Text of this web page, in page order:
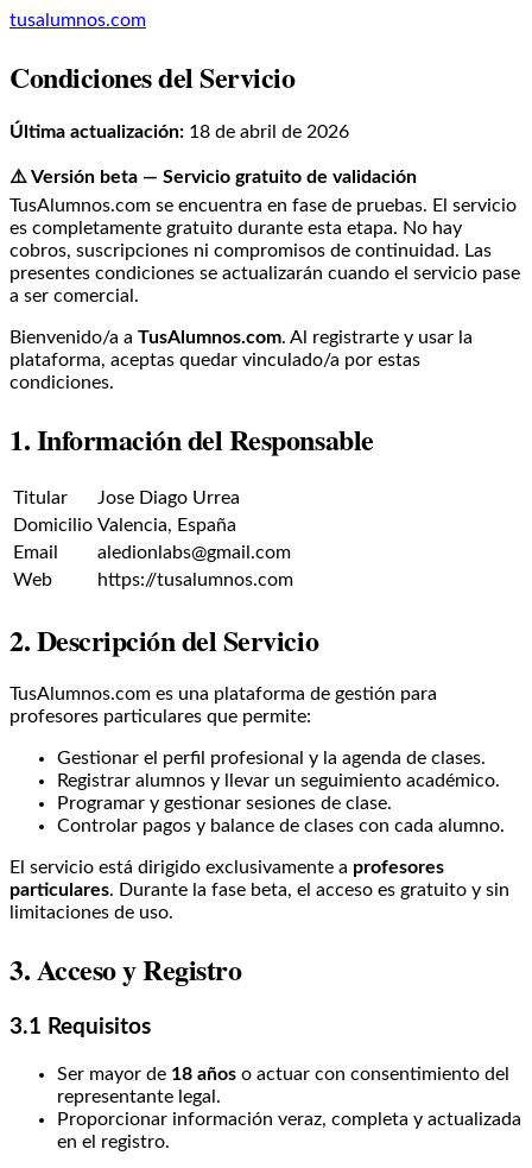
tusalumnos.com
Condiciones del Servicio
Última actualización: 18 de abril de 2026
⚠️ Versión beta — Servicio gratuito de validación
TusAlumnos.com se encuentra en fase de pruebas. El servicio
es completamente gratuito durante esta etapa. No hay
cobros, suscripciones ni compromisos de continuidad. Las
presentes condiciones se actualizarán cuando el servicio pase
a ser comercial.
Bienvenido/a a TusAlumnos.com. Al registrarte y usar la
plataforma, aceptas quedar vinculado/a por estas
condiciones.
1. Información del Responsable
Titular
Jose Diago Urrea
Domicilio Valencia, España
Email
aledionlabs@gmail.com
Web
https://tusalumnos.com
2. Descripción del Servicio
TusAlumnos.com es una plataforma de gestión para
profesores particulares que permite:
Gestionar el perfil profesional y la agenda de clases.
Registrar alumnos y llevar un seguimiento académico.
Programar y gestionar sesiones de clase.
Controlar pagos y balance de clases con cada alumno.
El servicio está dirigido exclusivamente a profesores
particulares. Durante la fase beta, el acceso es gratuito y sin
limitaciones de uso.
3. Acceso y Registro
3.1 Requisitos
Ser mayor de 18 años o actuar con consentimiento del
representante legal.
Proporcionar información veraz, completa y actualizada
en el registro.